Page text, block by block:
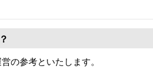
の参考といたします。